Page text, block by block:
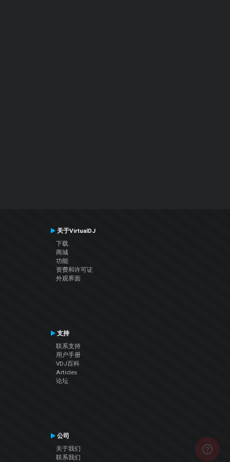
关于VirtualDJ
下载
商城
功能
资费和许可证
外观界面
支持
联系支持
用户手册
VDJ百科
Articles
论坛
公司
关于我们
联系我们